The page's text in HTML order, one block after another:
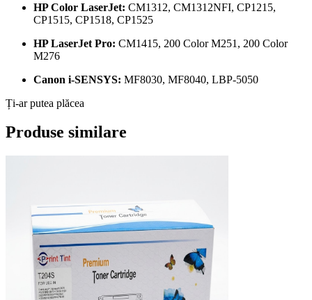
HP Color LaserJet: CM1312, CM1312NFI, CP1215,
CP1515, CP1518, CP1525
HP LaserJet Pro: CM1415, 200 Color M251, 200 Color
M276
Canon i-SENSYS: MF8030, MF8040, LBP-5050
Ți-ar putea plăcea
Produse similare